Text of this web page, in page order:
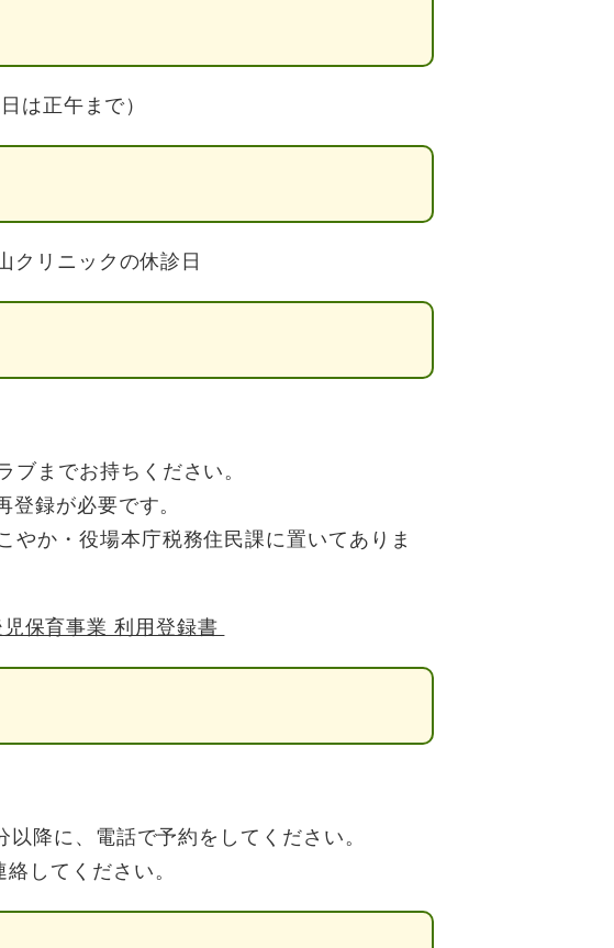
は正午まで）
クリニックの休診日
ブまでお持ちください。
録が必要です。
やか・役場本庁税務住民課に置いてありま
保育事業 利用登録書
降に、電話で予約をしてください。
してください。